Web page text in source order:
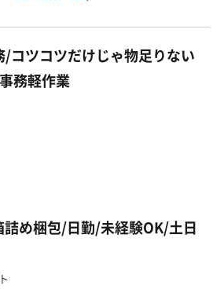
コツコツだけじゃ物足りない
務軽作業
め梱包/日勤/未経験OK/土日